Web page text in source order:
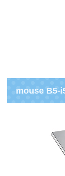
mouse B5-